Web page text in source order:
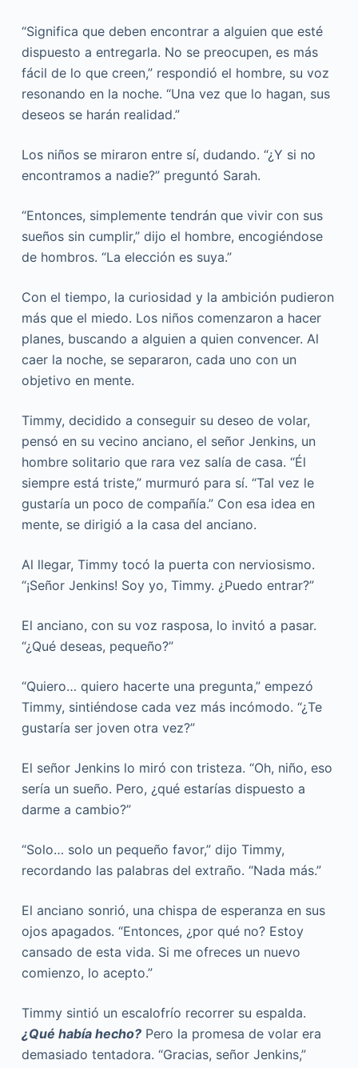
“Significa que deben encontrar a alguien que esté
dispuesto a entregarla. No se preocupen, es más
fácil de lo que creen,” respondió el hombre, su voz
resonando en la noche. “Una vez que lo hagan, sus
deseos se harán realidad.”
Los niños se miraron entre sí, dudando. “¿Y si no
encontramos a nadie?” preguntó Sarah.
“Entonces, simplemente tendrán que vivir con sus
sueños sin cumplir,” dijo el hombre, encogiéndose
de hombros. “La elección es suya.”
Con el tiempo, la curiosidad y la ambición pudieron
más que el miedo. Los niños comenzaron a hacer
planes, buscando a alguien a quien convencer. Al
caer la noche, se separaron, cada uno con un
objetivo en mente.
Timmy, decidido a conseguir su deseo de volar,
pensó en su vecino anciano, el señor Jenkins, un
hombre solitario que rara vez salía de casa. “Él
siempre está triste,” murmuró para sí. “Tal vez le
gustaría un poco de compañía.” Con esa idea en
mente, se dirigió a la casa del anciano.
Al llegar, Timmy tocó la puerta con nerviosismo.
“¡Señor Jenkins! Soy yo, Timmy. ¿Puedo entrar?”
El anciano, con su voz rasposa, lo invitó a pasar.
“¿Qué deseas, pequeño?”
“Quiero… quiero hacerte una pregunta,” empezó
Timmy, sintiéndose cada vez más incómodo. “¿Te
gustaría ser joven otra vez?”
El señor Jenkins lo miró con tristeza. “Oh, niño, eso
sería un sueño. Pero, ¿qué estarías dispuesto a
darme a cambio?”
“Solo… solo un pequeño favor,” dijo Timmy,
recordando las palabras del extraño. “Nada más.”
El anciano sonrió, una chispa de esperanza en sus
ojos apagados. “Entonces, ¿por qué no? Estoy
cansado de esta vida. Si me ofreces un nuevo
comienzo, lo acepto.”
Timmy sintió un escalofrío recorrer su espalda.
¿Qué había hecho?Pero la promesa de volar era
demasiado tentadora. “Gracias, señor Jenkins,”